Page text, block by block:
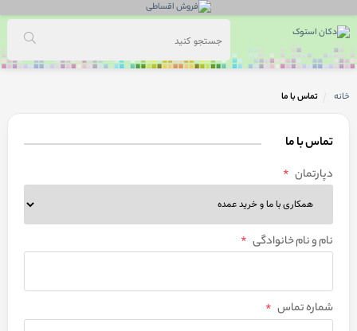
خانه تماس با ما
تماس با ما
دپارتمان *
نام و نام خانوادگی *
شماره تماس *